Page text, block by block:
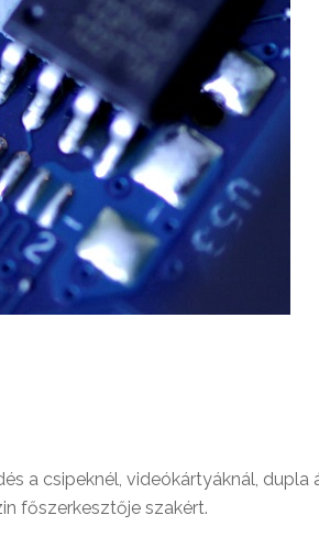
a csipeknél, videókártyáknál,
főszerkesztője szakért.